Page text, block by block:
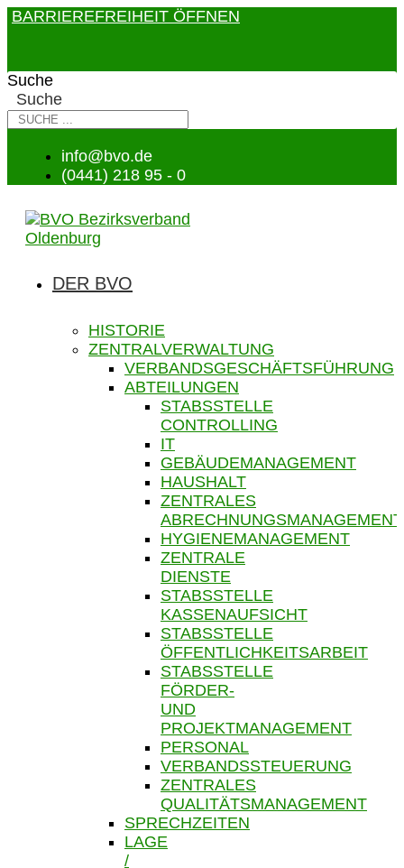
BARRIEREFREIHEIT ÖFFNEN
Suche
Suche
info@bvo.de
(0441) 218 95 - 0
DER BVO
HISTORIE
ZENTRALVERWALTUNG
VERBANDSGESCHÄFTSFÜHRUNG
ABTEILUNGEN
STABSSTELLE
CONTROLLING
IT
GEBÄUDEMANAGEMENT
HAUSHALT
ZENTRALES
ABRECHNUNGSMANAGEMENT
HYGIENEMANAGEMENT
ZENTRALE
DIENSTE
STABSSTELLE
KASSENAUFSICHT
STABSSTELLE
ÖFFENTLICHKEITSARBEIT
STABSSTELLE
FÖRDER-
UND
PROJEKTMANAGEMENT
PERSONAL
VERBANDSSTEUERUNG
ZENTRALES
QUALITÄTSMANAGEMENT
SPRECHZEITEN
LAGE
/